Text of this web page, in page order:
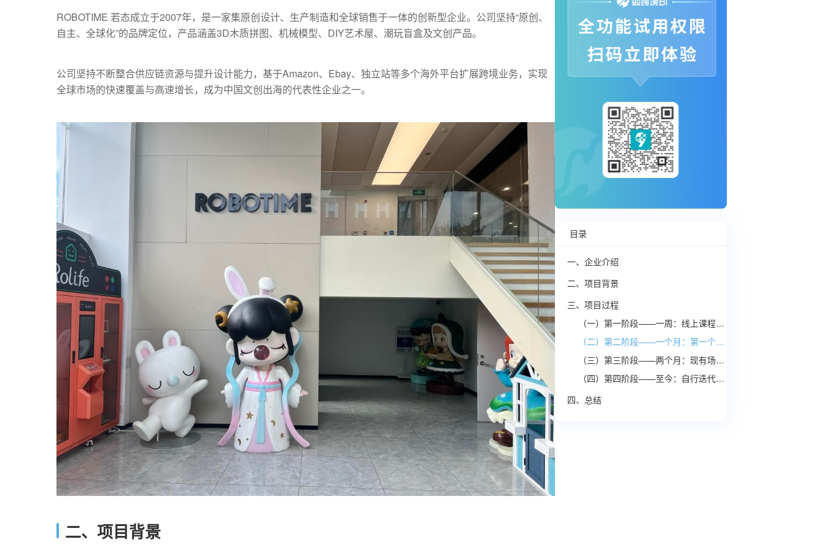
ROBOTIME 若态成立于2007年，是一家集原创设计、生产制造和全球销售于一体的创新型企业。公司坚持“原创、
自主、全球化”的品牌定位，产品涵盖3D木质拼图、机械模型、DIY艺术屋、潮玩盲盒及文创产品。
公司坚持不断整合供应链资源与提升设计能力，基于Amazon、Ebay、独立站等多个海外平台扩展跨境业务，实现
全球市场的快速覆盖与高速增长，成为中国文创出海的代表性企业之一。
二、项目背景
目录
一、企业介绍
二、项目背景
三、项目过程
（一）第一阶段——一周：线上课程+线下基础培训
（二）第二阶段——一个月：第一个场景落地
（三）第三阶段——两个月：现有场景优化及新场景拓展
（四）第四阶段——至今：自行迭代，持续优化
四、总结